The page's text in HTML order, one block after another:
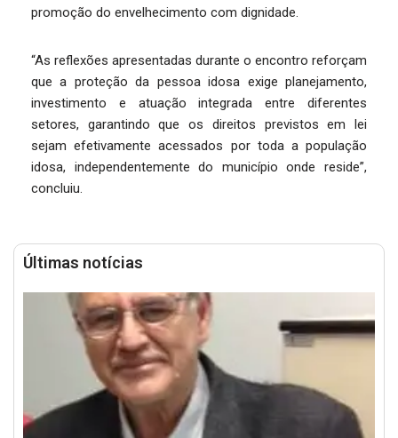
promoção do envelhecimento com dignidade.
“As reflexões apresentadas durante o encontro reforçam
que a proteção da pessoa idosa exige planejamento,
investimento e atuação integrada entre diferentes
setores, garantindo que os direitos previstos em lei
sejam efetivamente acessados por toda a população
idosa, independentemente do município onde reside”,
concluiu.
Últimas notícias